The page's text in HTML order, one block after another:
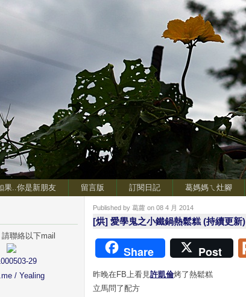
果..你是新朋友 留言版 訂閱日記 葛媽媽ㄟ灶腳
Published by 葛蘿 on 08 4 月 2014
[烘] 愛學鬼之小鐵鍋熱鬆糕 (持續更新)
Share Post
昨晚在FB上看見許凱倫烤了熱鬆糕
立馬問了配方
聯絡以下mail
/ Yealing